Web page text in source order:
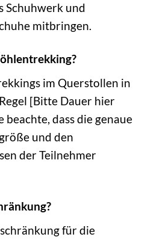
Schuhwerk und
mitbringen.
im Querstollen in
[Bitte Dauer hier
dass die genaue
und den
der Teilnehmer
für die